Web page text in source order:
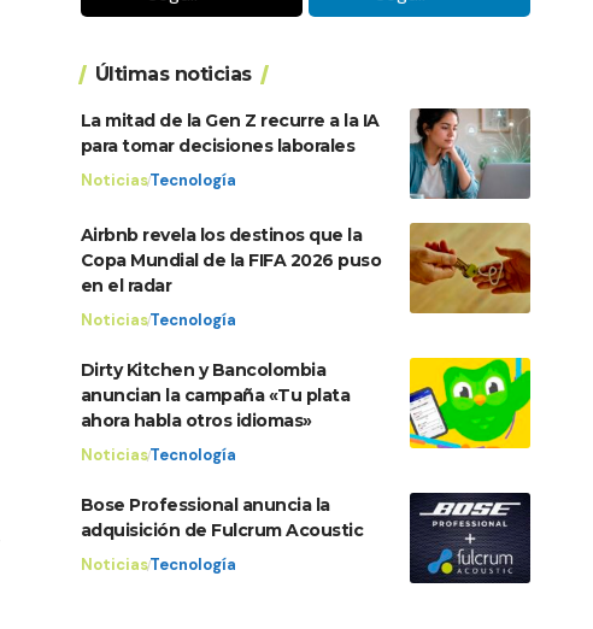
Últimas noticias
La mitad de la Gen Z recurre a la IA
para tomar decisiones laborales
NoticiasTecnología
Airbnb revela los destinos que la
Copa Mundial de la FIFA 2026 puso
en el radar
NoticiasTecnología
Dirty Kitchen y Bancolombia
anuncian la campaña «Tu plata
ahora habla otros idiomas»
NoticiasTecnología
Bose Professional anuncia la
adquisición de Fulcrum Acoustic
NoticiasTecnología